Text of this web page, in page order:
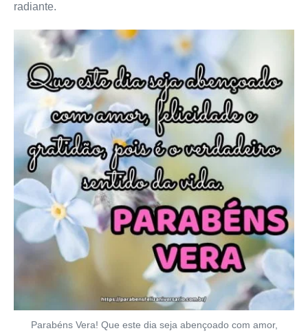
radiante.
Parabéns Vera! Que este dia seja abençoado com amor,